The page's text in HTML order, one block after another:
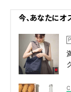
今、あなたにオ